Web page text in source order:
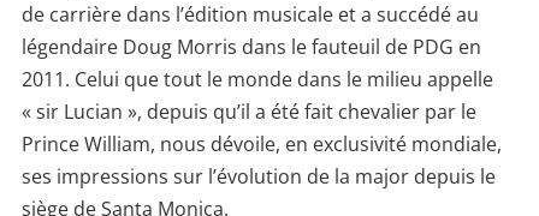
de carrière dans l’édition musicale et a succédé au
légendaire Doug Morris dans le fauteuil de PDG en
2011. Celui que tout le monde dans le milieu appelle
« sir Lucian », depuis qu’il a été fait chevalier par le
Prince William, nous dévoile, en exclusivité mondiale,
ses impressions sur l’évolution de la major depuis le
siège de Santa Monica.